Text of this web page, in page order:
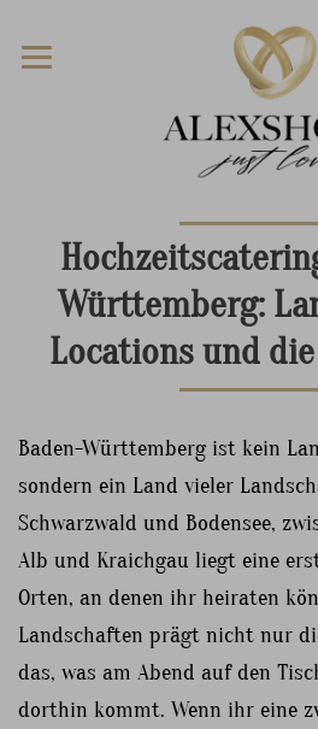
Württemberg:
Locations und
Baden-Württemberg ist kein
sondern ein Land vieler
Schwarzwald und Bodensee,
Alb und Kraichgau liegt eine
Orten, an denen ihr heiraten
Landschaften prägt nicht nur
das, was am Abend auf den
dorthin kommt. Wenn ihr eine